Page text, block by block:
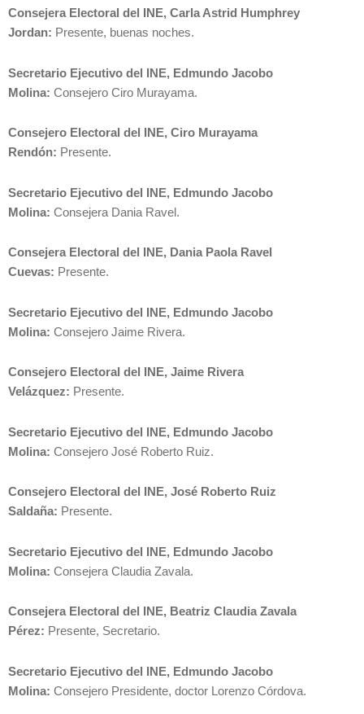
Consejera Electoral del INE, Carla Astrid Humphrey
Jordan: Presente, buenas noches.
Secretario Ejecutivo del INE, Edmundo Jacobo
Molina: Consejero Ciro Murayama.
Consejero Electoral del INE, Ciro Murayama
Rendón: Presente.
Secretario Ejecutivo del INE, Edmundo Jacobo
Molina: Consejera Dania Ravel.
Consejera Electoral del INE, Dania Paola Ravel
Cuevas: Presente.
Secretario Ejecutivo del INE, Edmundo Jacobo
Molina: Consejero Jaime Rivera.
Consejero Electoral del INE, Jaime Rivera
Velázquez: Presente.
Secretario Ejecutivo del INE, Edmundo Jacobo
Molina: Consejero José Roberto Ruiz.
Consejero Electoral del INE, José Roberto Ruiz
Saldaña: Presente.
Secretario Ejecutivo del INE, Edmundo Jacobo
Molina: Consejera Claudia Zavala.
Consejera Electoral del INE, Beatriz Claudia Zavala
Pérez: Presente, Secretario.
Secretario Ejecutivo del INE, Edmundo Jacobo
Molina: Consejero Presidente, doctor Lorenzo Córdova.